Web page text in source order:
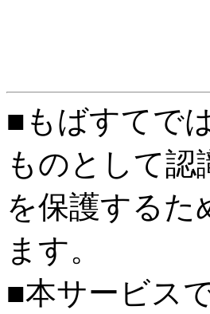
■もばすてで
ものとして認
を保護するた
ます。
■本サービス